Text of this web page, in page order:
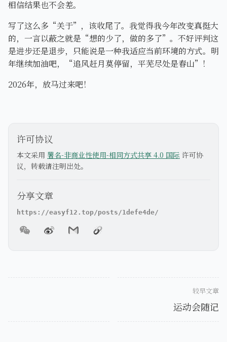
相信结果也不会差。
写了这么多“关于”，该收尾了。我觉得我今年改变真挺大
的，一言以蔽之就是“想的少了，做的多了”。不好评判这
是进步还是退步，只能说是一种我适应当前环境的方式。明
年继续加油吧，“追风赶月莫停留，平芜尽处是春山”！
2026年，放马过来吧！
许可协议
本文采用 署名-非商业性使用-相同方式共享 4.0 国际 许可协
议，转载请注明出处。
分享文章
较早文章
运动会随记